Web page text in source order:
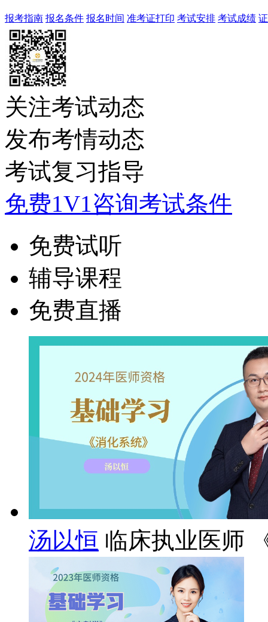
报考指南 报名条件 报名时间 准考证打印 考试安排 考试成绩
关注考试动态
发布考情动态
考试复习指导
免费1V1咨询考试条件
免费试听
辅导课程
免费直播
汤以恒 临床执业医师